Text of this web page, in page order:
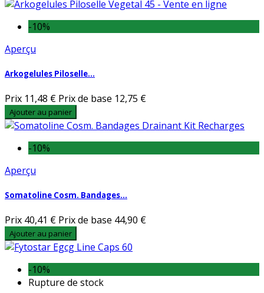
-10%
Aperçu
Arkogelules Piloselle...
Prix 11,48 € Prix de base 12,75 €
Ajouter au panier
-10%
Aperçu
Somatoline Cosm. Bandages...
Prix 40,41 € Prix de base 44,90 €
Ajouter au panier
-10%
Rupture de stock